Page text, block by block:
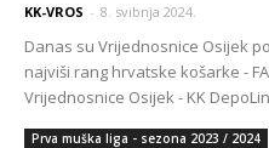
KK-VROS - 8. svibnja 2024.
Danas su Vrijednosnice Osijek
najviši rang hrvatske košarke -
Vrijednosnice Osijek - KK
Prva muška liga - sezona 2023 / 2024